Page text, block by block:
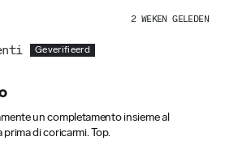
2 WEKEN GELEDEN
un completamento insieme al
di coricarmi. Top.